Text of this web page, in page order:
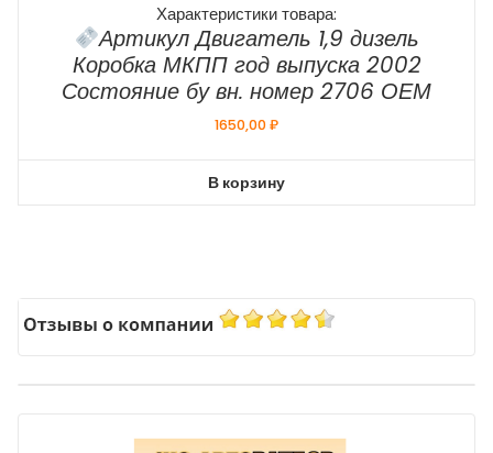
Характеристики товара:
Артикул Двигатель 1,9 дизель
Коробка МКПП год выпуска 2002
Состояние бу вн. номер 2706 ОЕМ
1650,00₽
В корзину